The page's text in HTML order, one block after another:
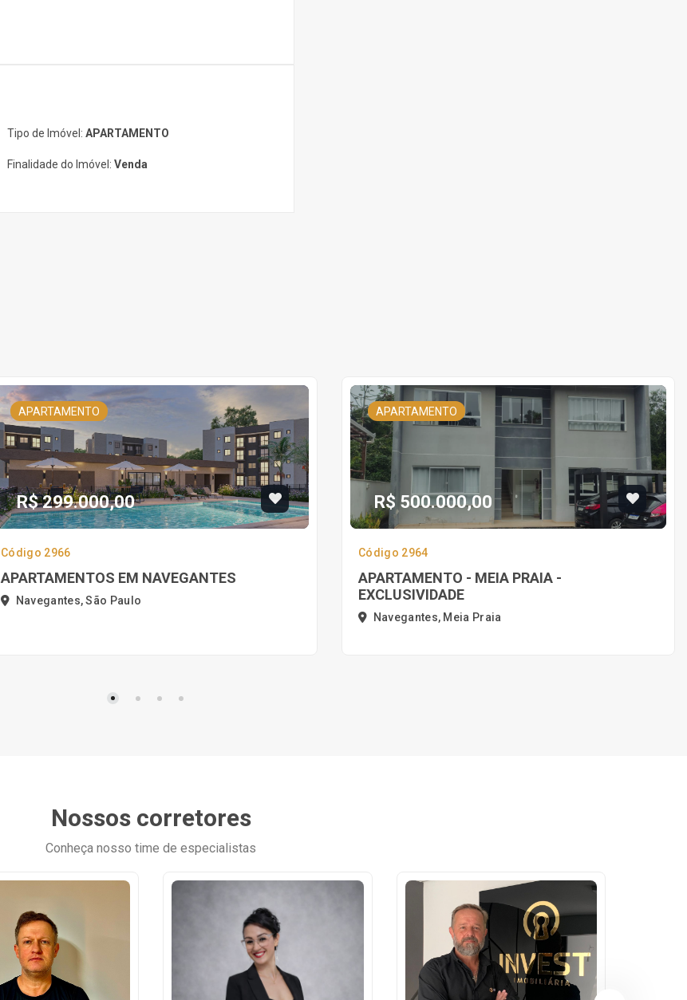
Tipo de Imóvel: APARTAMENTO
Finalidade do Imóvel: Venda
APARTAMENTO
R$ 299.000,00
Código 2966
APARTAMENTOS EM NAVEGANTES
Navegantes, São Paulo
APARTAMENTO
R$ 500.000,00
Código 2964
APARTAMENTO - MEIA PRAIA -
EXCLUSIVIDADE
Navegantes, Meia Praia
Nossos corretores
Conheça nosso time de especialistas